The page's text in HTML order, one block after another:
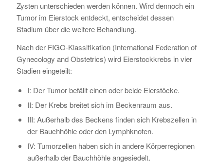
Zysten unterschieden werden können. Wird dennoch ein
Tumor im Eierstock entdeckt, entscheidet dessen
Stadium über die weitere Behandlung.
Nach der FIGO-Klassifikation (International Federation of
Gynecology and Obstetrics) wird Eierstockkrebs in vier
Stadien eingeteilt:
I: Der Tumor befällt einen oder beide Eierstöcke.
II: Der Krebs breitet sich im Beckenraum aus.
III: Außerhalb des Beckens finden sich Krebszellen in
der Bauchhöhle oder den Lymphknoten.
IV: Tumorzellen haben sich in andere Körperregionen
außerhalb der Bauchhöhle angesiedelt.